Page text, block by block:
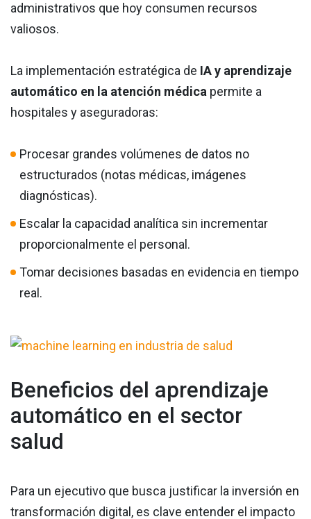
administrativos que hoy consumen recursos
valiosos.
La implementación estratégica de IA y aprendizaje
automático en la atención médica permite a
hospitales y aseguradoras:
Procesar grandes volúmenes de datos no
estructurados (notas médicas, imágenes
diagnósticas).
Escalar la capacidad analítica sin incrementar
proporcionalmente el personal.
Tomar decisiones basadas en evidencia en tiempo
real.
Beneficios del aprendizaje
automático en el sector
salud
Para un ejecutivo que busca justificar la inversión en
transformación digital, es clave entender el impacto